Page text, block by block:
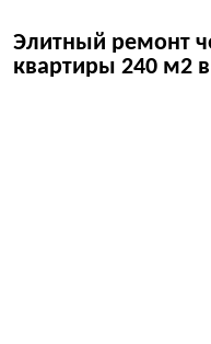
Элитный ремонт
квартиры 240 м2